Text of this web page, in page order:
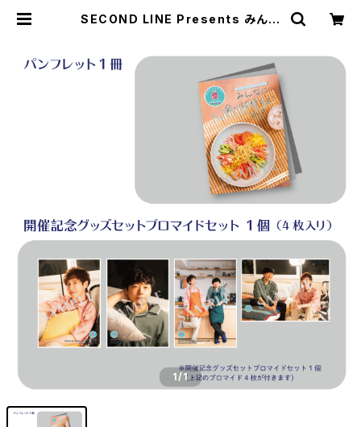
SECOND LINE Presents みんな
ONLINE SHOP
1/1